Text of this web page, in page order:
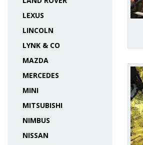
LEXUS
LINCOLN
LYNK & CO
MAZDA
MERCEDES
MINI
MITSUBISHI
NIMBUS
NISSAN